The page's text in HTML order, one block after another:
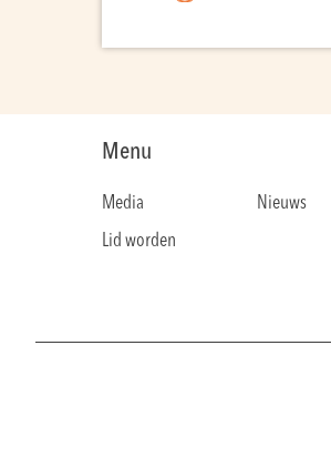
Menu
Media
Nieuws
Lid worden